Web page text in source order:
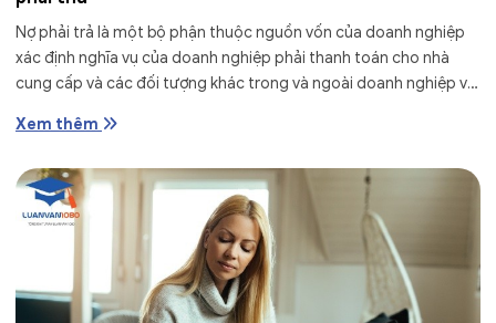
Nợ phải trả là một bộ phận thuộc nguồn vốn của doanh nghiệp
xác định nghĩa vụ của doanh nghiệp phải thanh toán cho nhà
cung cấp và các đối tượng khác trong và ngoài doanh nghiệp về
Xem thêm